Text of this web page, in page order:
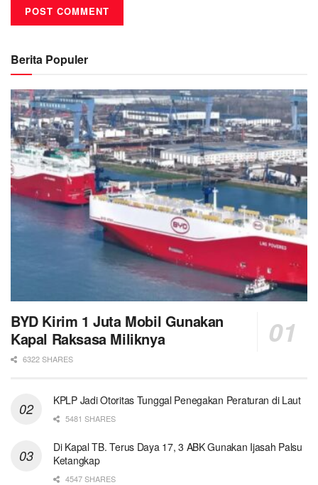
Berita Populer
BYD Kirim 1 Juta Mobil Gunakan
Kapal Raksasa Miliknya
6322 SHARES
KPLP Jadi Otoritas Tunggal Penegakan Peraturan di Laut
5481 SHARES
Di Kapal TB. Terus Daya 17, 3 ABK Gunakan Ijasah Palsu
Ketangkap
4547 SHARES